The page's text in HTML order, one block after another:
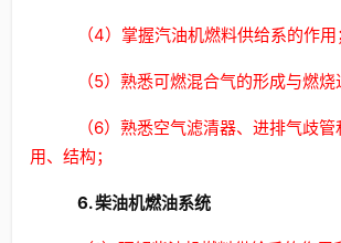
（4）掌握汽油机燃料供给系的作用
（5）熟悉可燃混合气的形成与燃烧
（6）熟悉空气滤清器、进排气歧
用、结构；
6. 柴油机燃油系统